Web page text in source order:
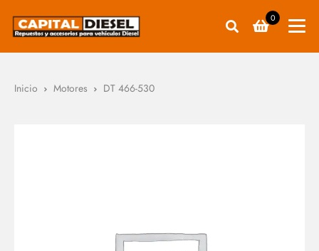
0
Inicio Motores DT 466-530